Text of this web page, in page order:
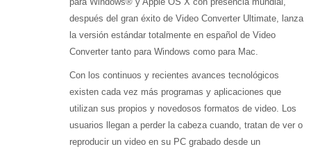
después del gran éxito de Video Converter Ultimate, lanza
la versión estándar totalmente en español de Video
Converter tanto para Windows como para Mac.
Con los continuos y recientes avances tecnológicos
existen cada vez más programas y aplicaciones que
utilizan sus propios y novedosos formatos de video. Los
usuarios llegan a perder la cabeza cuando, tratan de ver o
reproducir un video en su PC grabado desde un